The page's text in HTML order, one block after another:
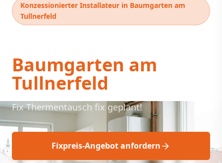
Konzessionierter Installateur in Baumgarten am
Tullnerfeld
Baumgarten am
Tullnerfeld
Fix Thermentausch fix geplant!
Fixpreis-Angebot anfordern